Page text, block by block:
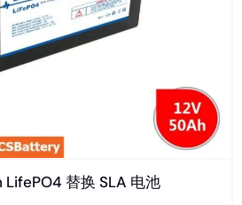
替换 SLA 电池